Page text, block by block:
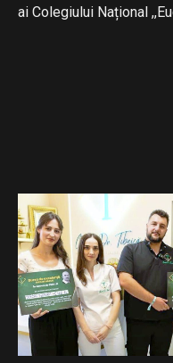
ai Colegiului Național